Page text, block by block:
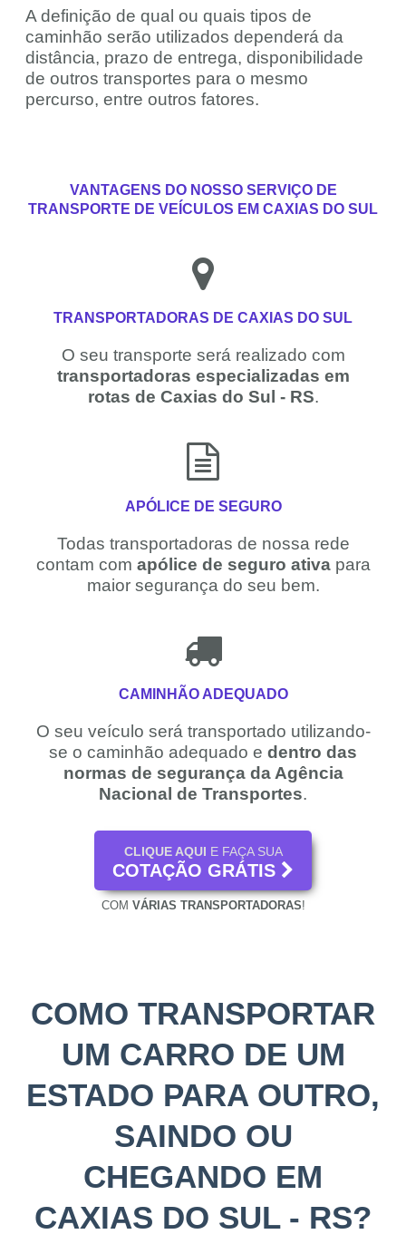
A definição de qual ou quais tipos de
caminhão serão utilizados dependerá da
distância, prazo de entrega, disponibilidade
de outros transportes para o mesmo
percurso, entre outros fatores.
VANTAGENS DO NOSSO SERVIÇO DE
TRANSPORTE DE VEÍCULOS EM CAXIAS DO SUL
TRANSPORTADORAS DE CAXIAS DO SUL
O seu transporte será realizado com
transportadoras especializadas em
rotas de Caxias do Sul - RS.
APÓLICE DE SEGURO
Todas transportadoras de nossa rede
contam com apólice de seguro ativapara
maior segurança do seu bem.
CAMINHÃO ADEQUADO
O seu veículo será transportado utilizando-
se o caminhão adequado e dentro das
normas de segurança da Agência
Nacional de Transportes.
CLIQUE AQUI E FAÇA SUA
COTAÇÃO GRÁTIS
COM VÁRIAS TRANSPORTADORAS!
COMO TRANSPORTAR
UM CARRO DE UM
ESTADO PARA OUTRO,
SAINDO OU
CHEGANDO EM
CAXIAS DO SUL - RS?